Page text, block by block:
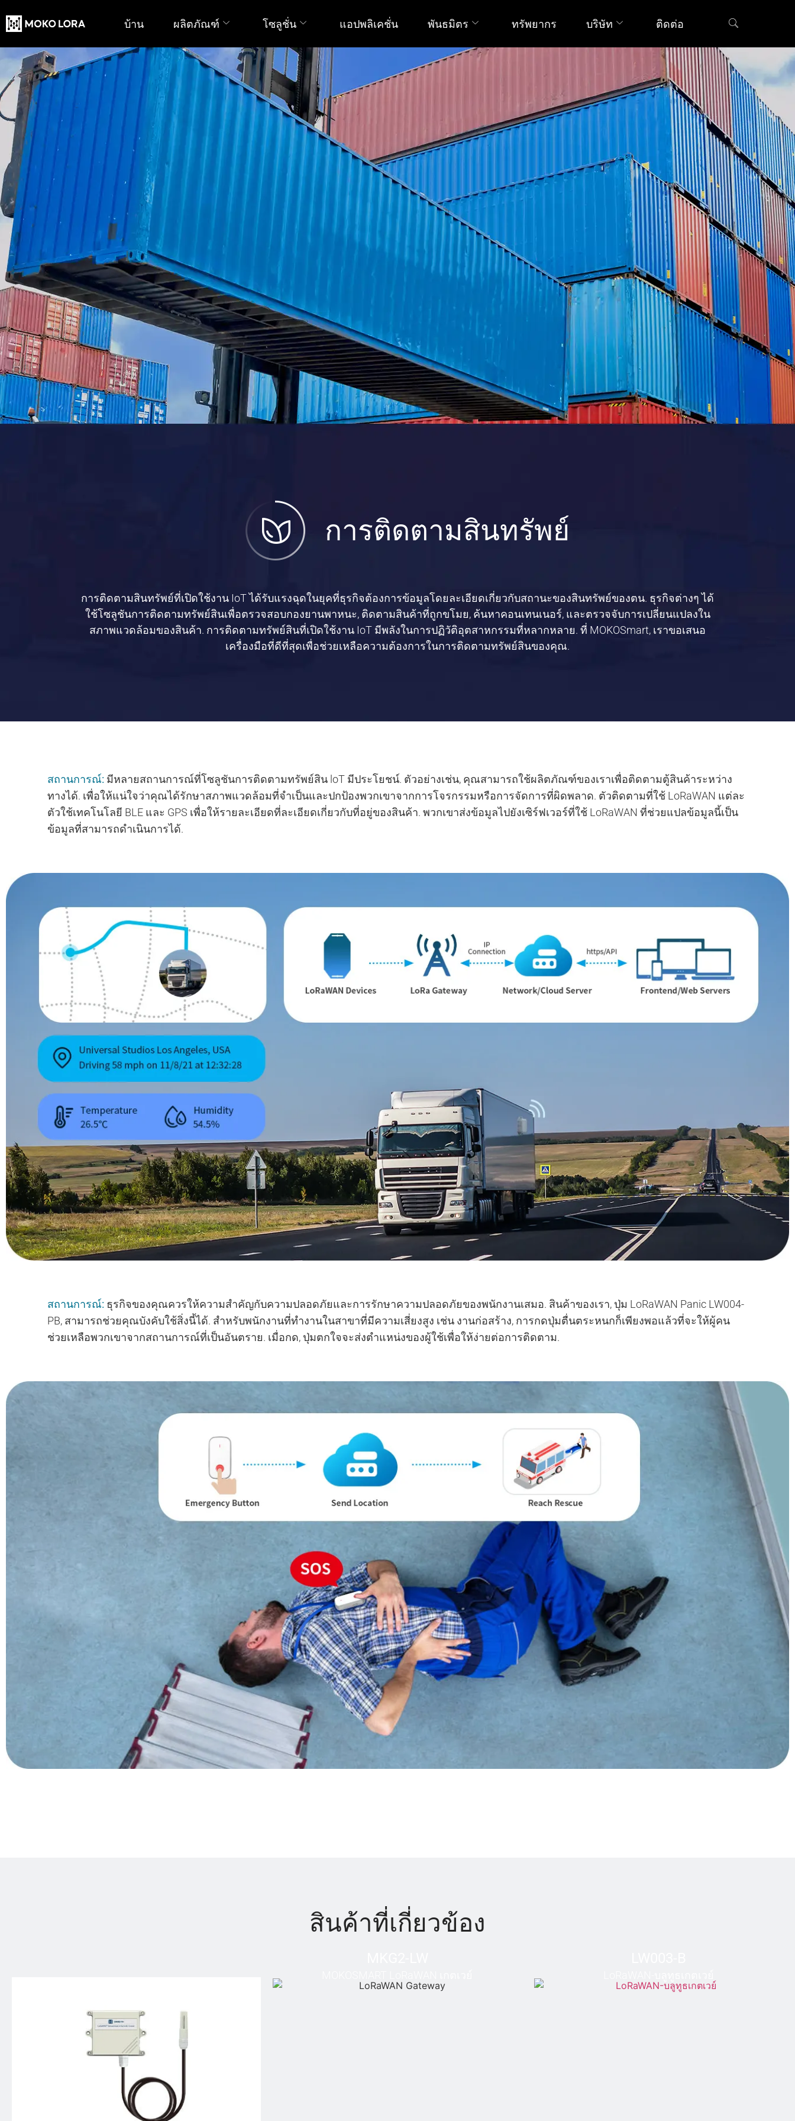
บ้าน ผลิตภัณฑ์ โซลูชั่น แอปพลิเคชั่น พันธมิตร ทรัพยากร บริษัท ติดต่อ
การติดตามสินทรัพย์
การติดตามสินทรัพย์ที่เปิดใช้งาน IoT ได้รับแรงฉุดในยุคที่ธุรกิจต้องการข้อมูลโดยละเอียดเกี่ยวกับสถานะของสินทรัพย์ของตน. ธุรกิจต่างๆ ได้
ใช้โซลูชันการติดตามทรัพย์สินเพื่อตรวจสอบกองยานพาหนะ, ติดตามสินค้าที่ถูกขโมย, ค้นหาคอนเทนเนอร์, และตรวจจับการเปลี่ยนแปลงใน
สภาพแวดล้อมของสินค้า. การติดตามทรัพย์สินที่เปิดใช้งาน IoT มีพลังในการปฏิวัติอุตสาหกรรมที่หลากหลาย. ที่ MOKOSmart, เราขอเสนอ
เครื่องมือที่ดีที่สุดเพื่อช่วยเหลือความต้องการในการติดตามทรัพย์สินของคุณ.
สถานการณ์: มีหลายสถานการณ์ที่โซลูชันการติดตามทรัพย์สิน loT มีประโยชน์. ตัวอย่างเช่น, คุณสามารถใช้ผลิตภัณฑ์ของเราเพื่อติดตามตู้สินค้าระหว่าง
ทางได้. เพื่อให้แน่ใจว่าคุณได้รักษาสภาพแวดล้อมที่จำเป็นและปกป้องพวกเขาจากการโจรกรรมหรือการจัดการที่ผิดพลาด. ตัวติดตามที่ใช้ LoRaWAN แต่ละ
ตัวใช้เทคโนโลยี BLE และ GPS เพื่อให้รายละเอียดที่ละเอียดเกี่ยวกับที่อยู่ของสินค้า. พวกเขาส่งข้อมูลไปยังเซิร์ฟเวอร์ที่ใช้ LoRaWAN ที่ช่วยแปลข้อมูลนี้เป็น
ข้อมูลที่สามารถดำเนินการได้.
สถานการณ์: ธุรกิจของคุณควรให้ความสำคัญกับความปลอดภัยและการรักษาความปลอดภัยของพนักงานเสมอ. สินค้าของเรา, ปุ่ม LoRaWAN Panic LW004-
PB, สามารถช่วยคุณบังคับใช้สิ่งนี้ได้. สำหรับพนักงานที่ทำงานในสาขาที่มีความเสี่ยงสูง เช่น งานก่อสร้าง, การกดปุ่มตื่นตระหนกก็เพียงพอแล้วที่จะให้ผู้คน
ช่วยเหลือพวกเขาจากสถานการณ์ที่เป็นอันตราย. เมื่อกด, ปุ่มตกใจจะส่งตำแหน่งของผู้ใช้เพื่อให้ง่ายต่อการติดตาม.
สินค้าที่เกี่ยวข้อง